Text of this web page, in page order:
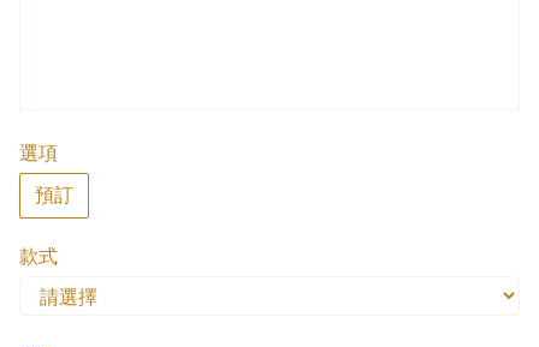
選項
預訂
款式